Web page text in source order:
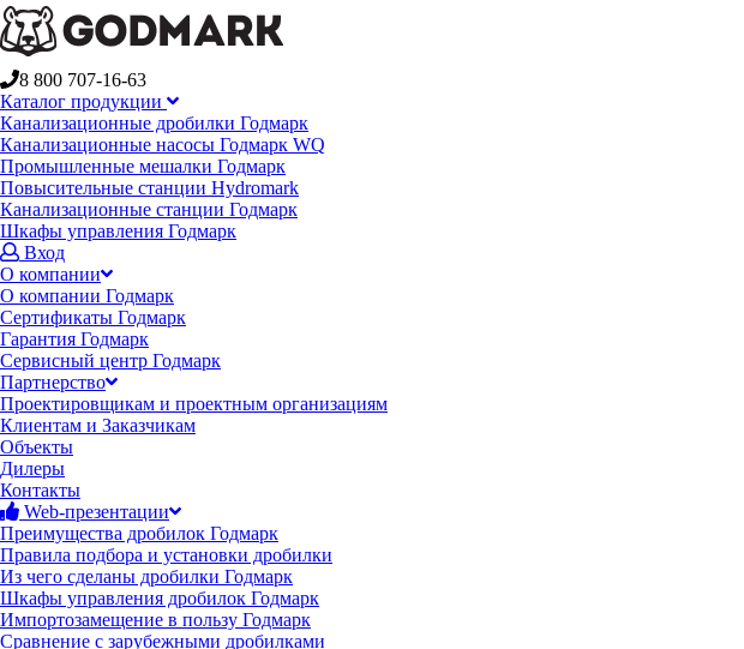
8 800 707-16-63
Каталог продукции
Канализационные дробилки Годмарк
Канализационные насосы Годмарк WQ
Промышленные мешалки Годмарк
Повысительные станции Hydromark
Канализационные станции Годмарк
Шкафы управления Годмарк
Вход
О компании
О компании Годмарк
Сертификаты Годмарк
Гарантия Годмарк
Сервисный центр Годмарк
Партнерство
Проектировщикам и проектным организациям
Клиентам и Заказчикам
Объекты
Дилеры
Контакты
Web-презентации
Преимущества дробилок Годмарк
Правила подбора и установки дробилки
Из чего сделаны дробилки Годмарк
Шкафы управления дробилок Годмарк
Импортозамещение в пользу Годмарк
Сравнение с зарубежными дробилками